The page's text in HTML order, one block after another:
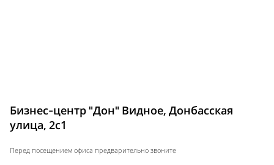
Бизнес-центр "Дон" Видное, Донбасская
улица, 2с1
Перед посещением офиса предварительно звоните